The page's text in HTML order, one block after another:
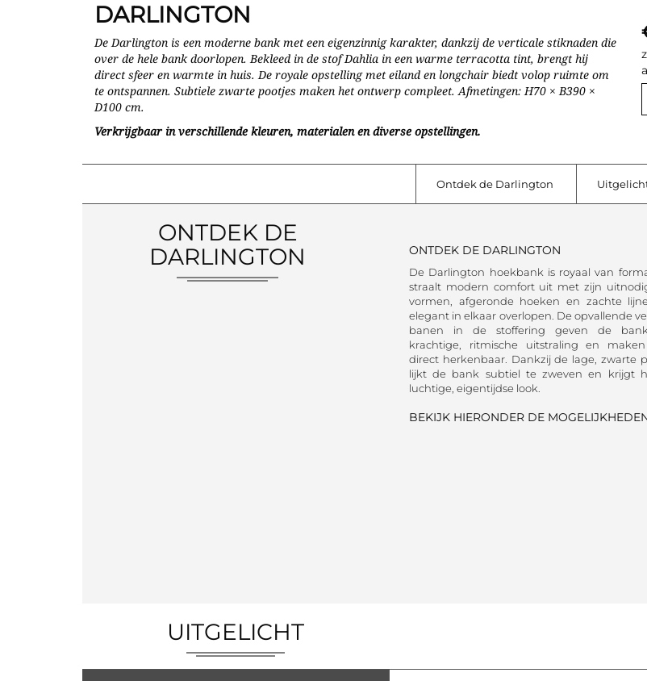
DARLINGTON
De Darlington is een moderne bank met een eigenzinnig karakter, dankzij de verticale stiknaden die
over de hele bank doorlopen. Bekleed in de stof Dahlia in een warme terracotta tint, brengt hij
direct sfeer en warmte in huis. De royale opstelling met eiland en longchair biedt volop ruimte om
te ontspannen. Subtiele zwarte pootjes maken het ontwerp compleet. Afmetingen: H70 × B390 ×
D100 cm.
Verkrijgbaar in verschillende kleuren, materialen en diverse opstellingen.
Ontdek de Darlington
ONTDEK DE
DARLINGTON
ONTDEK DE DARLINGTON
De Darlington hoekbank is royaal van
straalt modern comfort uit met zijn
vormen, afgeronde hoeken en zachte
elegant in elkaar overlopen. De opvallende
banen in de stoffering geven de
krachtige, ritmische uitstraling en
direct herkenbaar. Dankzij de lage, zwarte
lijkt de bank subtiel te zweven en krijgt
luchtige, eigentijdse look.
BEKIJK HIERONDER DE
UITGELICHT